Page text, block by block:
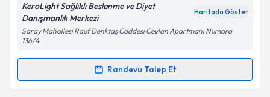
Metni'ni okudum ve kişisel verilerimin belirtilen
kapsamda işlenmesini kabul ediyorum.
KeroLight Sağlıklı Beslenme ve Diyet
Danışmanlık Merkezi
Haritada Göster
Saray Mahallesi Rauf Denktaş Caddesi Ceylan Apartmanı Numara
136/4
Randevu Talep Et
Randevu Takvimi Talebi